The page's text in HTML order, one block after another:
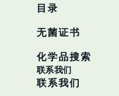
目录
无菌证书
化学品搜索
联系我们
联系我们